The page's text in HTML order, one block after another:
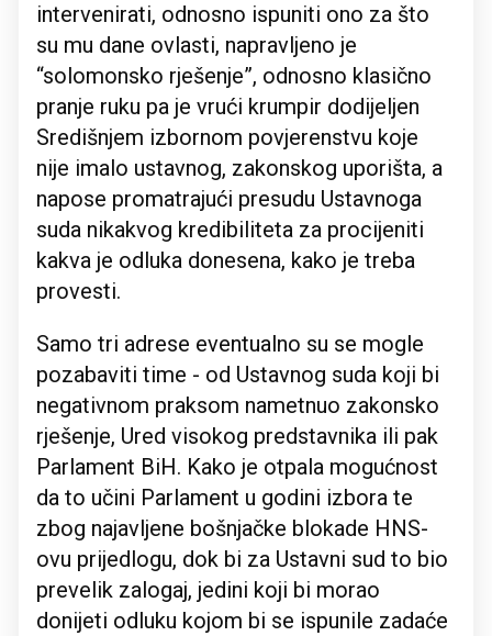
intervenirati, odnosno ispuniti ono za što
su mu dane ovlasti, napravljeno je
“solomonsko rješenje”, odnosno klasično
pranje ruku pa je vrući krumpir dodijeljen
Središnjem izbornom povjerenstvu koje
nije imalo ustavnog, zakonskog uporišta, a
napose promatrajući presudu Ustavnoga
suda nikakvog kredibiliteta za procijeniti
kakva je odluka donesena, kako je treba
provesti.
Samo tri adrese eventualno su se mogle
pozabaviti time - od Ustavnog suda koji bi
negativnom praksom nametnuo zakonsko
rješenje, Ured visokog predstavnika ili pak
Parlament BiH. Kako je otpala mogućnost
da to učini Parlament u godini izbora te
zbog najavljene bošnjačke blokade HNS-
ovu prijedlogu, dok bi za Ustavni sud to bio
prevelik zalogaj, jedini koji bi morao
donijeti odluku kojom bi se ispunile zadaće